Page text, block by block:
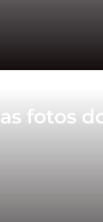
fotos